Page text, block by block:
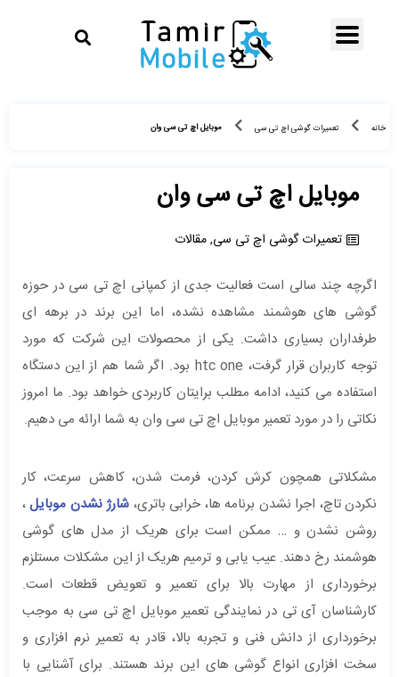
خانه تعمیرات گوشی اچ تی سی موبایل اچ تی سی وان
موبایل اچ تی سی وان
تعمیرات گوشی اچ تی سی,مقالات
اگرچه چند سالی است فعالیت جدی از کمپانی اچ تی سی در حوزه
گوشی های هوشمند مشاهده نشده، اما این برند در برهه ای
طرفداران بسیاری داشت. یکی از محصولات این شرکت که مورد
توجه کاربران قرار گرفت، htc one بود. اگر شما هم از این دستگاه
استفاده می کنید، ادامه مطلب برایتان کاربردی خواهد بود. ما امروز
نکاتی را در مورد تعمیر موبایل اچ تی سی وان به شما ارائه می دهیم.
مشکلاتی همچون کرش کردن، فرمت شدن، کاهش سرعت، کار
نکردن تاچ، اجرا نشدن برنامه ها، خرابی باتری، شارژ نشدن موبایل،
روشن نشدن و … ممکن است برای هریک از مدل های گوشی
هوشمند رخ دهند. عیب یابی و ترمیم هریک از این مشکلات مستلزم
برخورداری از مهارت بالا برای تعمیر و تعویض قطعات است.
کارشناسان آی تی در نمایندگی تعمیر موبایل اچ تی سی به موجب
برخورداری از دانش فنی و تجربه بالا، قادر به تعمیر نرم افزاری و
سخت افزاری انواع گوشی های این برند هستند. برای آشنایی با